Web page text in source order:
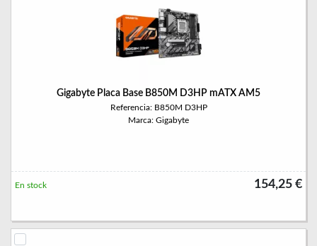
Gigabyte Placa Base B850M D3HP mATX AM5
Referencia: B850M D3HP
Marca: Gigabyte
154,25 €
En stock